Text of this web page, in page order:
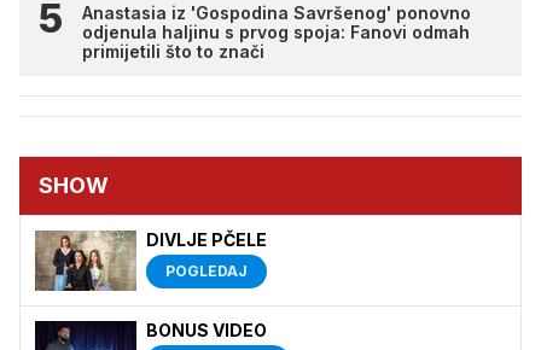
Anastasia iz 'Gospodina Savršenog' ponovno
odjenula haljinu s prvog spoja: Fanovi odmah
primijetili što to znači
SHOW
DIVLJE PČELE
POGLEDAJ
BONUS VIDEO